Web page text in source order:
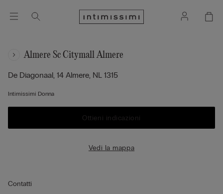
Almere Sc Citymall Almere
De Diagonaal, 14 Almere, NL 1315
Intimissimi Donna
Ottieni indicazioni
Vedi la mappa
Contatti